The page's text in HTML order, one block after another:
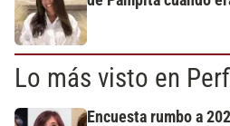
Lo más visto en
Encuesta rumbo a